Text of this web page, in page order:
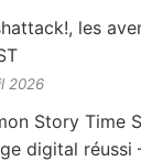
les
2026
Story Time
digital réussi